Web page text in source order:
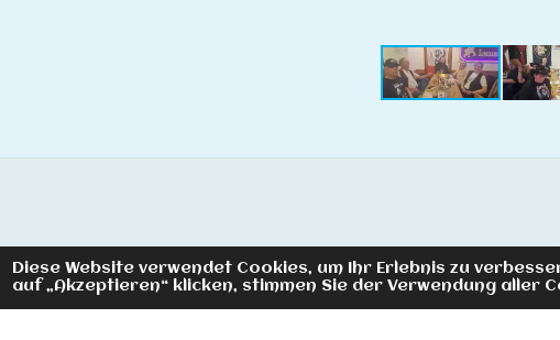
Diese Website verwendet Cookies, um Ihr Erlebnis zu
auf „Akzeptieren“ klicken, stimmen Sie der Verwendung aller